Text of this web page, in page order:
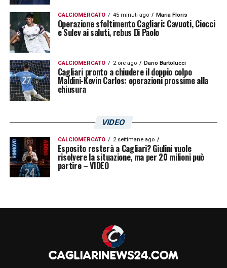
CALCIOMERCATO 45 minuti ago Maria Floris
Operazione sfoltimento Cagliari: Cavuoti, Ciocci
e Sulev ai saluti, rebus Di Paolo
CALCIOMERCATO 2 ore ago Dario Bartolucci
Cagliari pronto a chiudere il doppio colpo
Maldini-Kevin Carlos: operazioni prossime alla
chiusura
VIDEO
CALCIOMERCATO 2 settimane ago
Esposito resterà a Cagliari? Giulini vuole
risolvere la situazione, ma per 20 milioni può
partire – VIDEO